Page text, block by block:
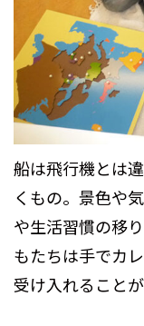
船は飛行機とは
くもの。景色や
や生活習慣の移
もたちは手でカ
受け入れること